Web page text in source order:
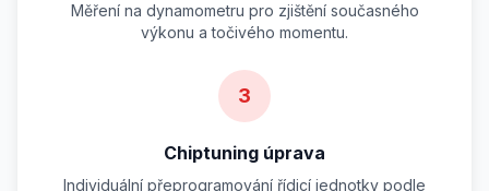
Měření na dynamometru pro zjištění současného
výkonu a točivého momentu.
3
Chiptuning úprava
Individuální přeprogramování řídicí jednotky podle